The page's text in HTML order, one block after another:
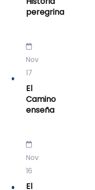
peregrina
Nov
17
El
Camino
enseña
Nov
16
El